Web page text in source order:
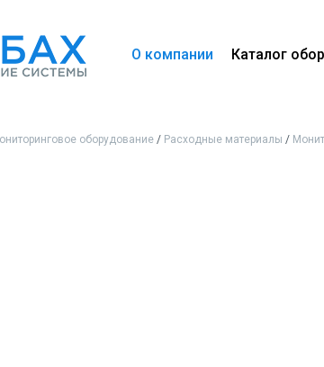
О компании Каталог
оборудование / Расходные материалы /